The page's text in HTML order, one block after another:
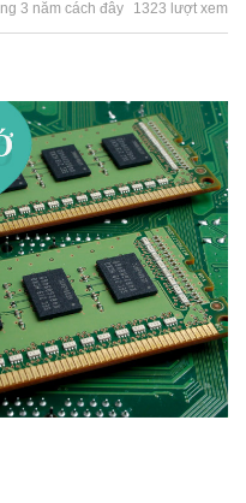
3 năm cách đây 1323 lượt xem